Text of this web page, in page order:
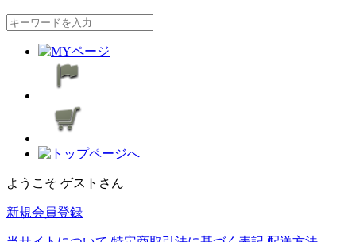
ようこそ ゲストさん
新規会員登録